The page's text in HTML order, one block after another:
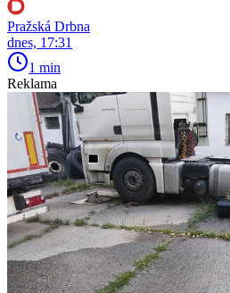
Pražská Drbna
dnes, 17:31
1 min
Reklama